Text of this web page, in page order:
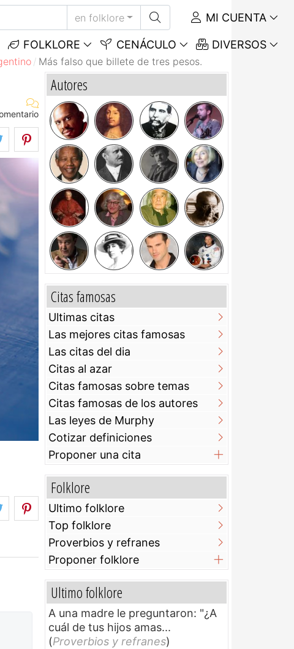
en folklore MI CUENTA
FOLKLORE CENÁCULO DIVERSOS
Más falso que billete de tres pesos.
Autores
Citas famosas
Ultimas citas
Las mejores citas famosas
Las citas del dia
Citas al azar
Citas famosas sobre temas
Citas famosas de los autores
Las leyes de Murphy
Cotizar definiciones
Proponer una cita
Folklore
Ultimo folklore
Top folklore
Proverbios y refranes
Proponer folklore
Ultimo folklore
A una madre le preguntaron: "¿A
cuál de tus hijos amas...
(Proverbios y refranes)